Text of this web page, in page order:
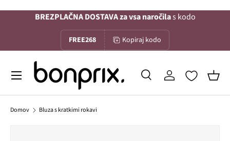
Na vsebino
BREZPLAČNA DOSTAVA za vsa naročilas kodo
FREE268 Kopiraj kodo
Iskanje
IskanjePrijava
Menu
Domov Bluza s kratkimi rokavi